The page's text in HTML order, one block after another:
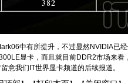
中有所提升，不过显然NVIDIA已
显卡，而且就目前DDR2市场来
意我们IT世界显卡频道的后续报道。